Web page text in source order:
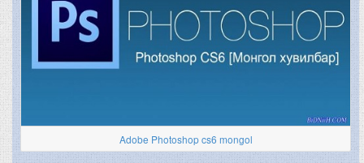
Adobe Photoshop cs6 mongol